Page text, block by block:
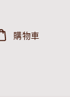
購物車